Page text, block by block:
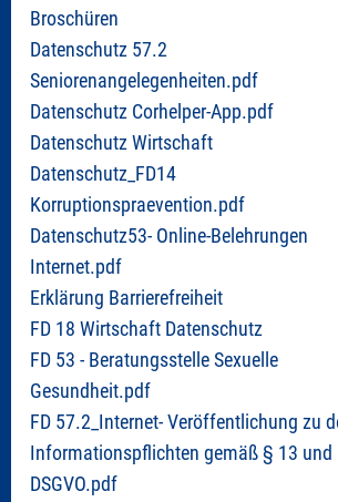
Broschüren
Datenschutz 57.2
Seniorenangelegenheiten.pdf
Datenschutz Corhelper-App.pdf
Datenschutz Wirtschaft
Datenschutz_FD14
Korruptionspraevention.pdf
Datenschutz53- Online-Belehrungen
Internet.pdf
Erklärung Barrierefreiheit
FD 18 Wirtschaft Datenschutz
FD 53 - Beratungsstelle Sexuelle
Gesundheit.pdf
FD 57.2_Internet- Veröffentlichung zu
Informationspflichten gemäß § 13 und
DSGVO.pdf